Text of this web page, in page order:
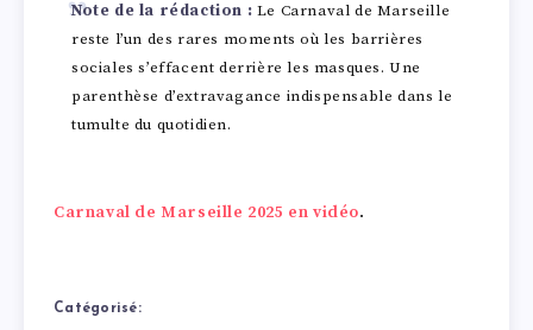
Note de la rédaction : Le Carnaval de Marseille
reste l’un des rares moments où les barrières
sociales s’effacent derrière les masques. Une
parenthèse d’extravagance indispensable dans le
tumulte du quotidien.
Carnaval de Marseille 2025 en vidéo.
Catégorisé: